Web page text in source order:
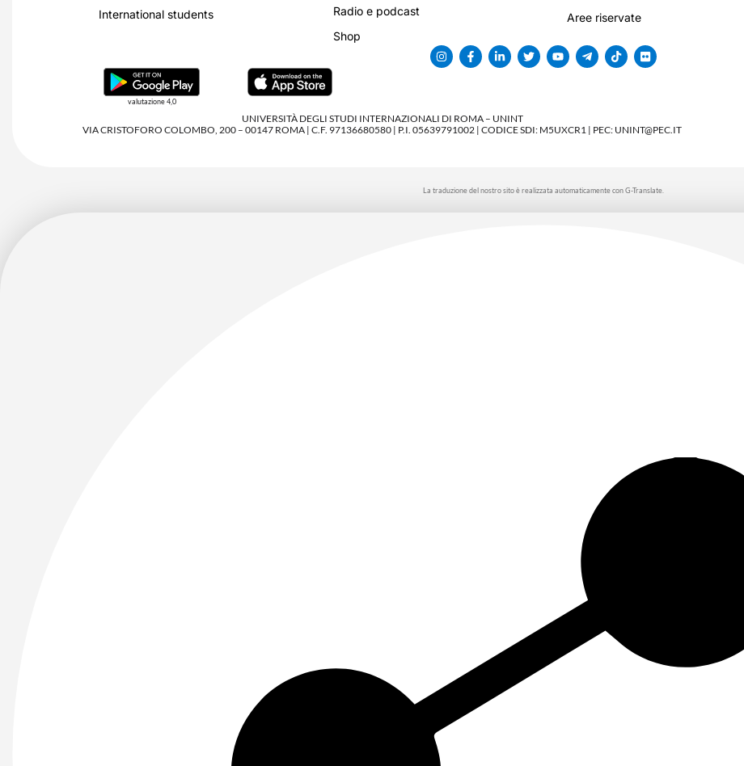
International students
Radio e podcast
Shop
Aree riservate
valutazione 4,0
UNIVERSITÀ DEGLI STUDI INTERNAZIONALI DI ROMA – UNINT
VIA CRISTOFORO COLOMBO, 200 – 00147 ROMA | C.F. 97136680580 | P.I. 05639791002 | CODICE SDI: M5UXCR1 | PEC: UNINT@PEC.IT
La traduzione del nostro sito è realizzata automaticamente con G-Translate.